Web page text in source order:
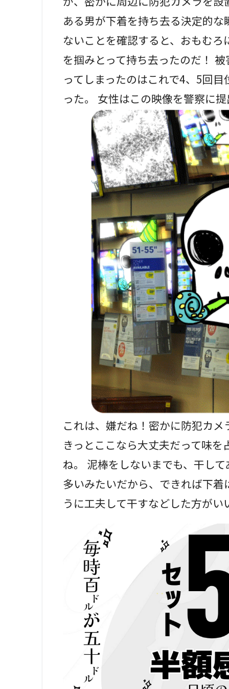
ある男が下着を持ち去る決定的
ないことを確認すると、おもむ
を掴みとって持ち去ったのだ！
ってしまったのはこれで4、5回
った。 女性はこの映像を警察に
これは、嫌だね！密かに防犯カ
きっとここなら大丈夫だって味
ね。 泥棒をしないまでも、干し
多いみたいだから、できれば下
うに工夫して干すなどした方が